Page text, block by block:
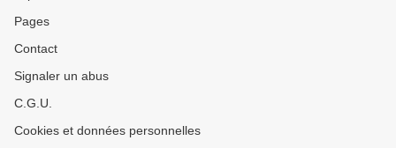
Pages
Contact
Signaler un abus
C.G.U.
Cookies et données personnelles